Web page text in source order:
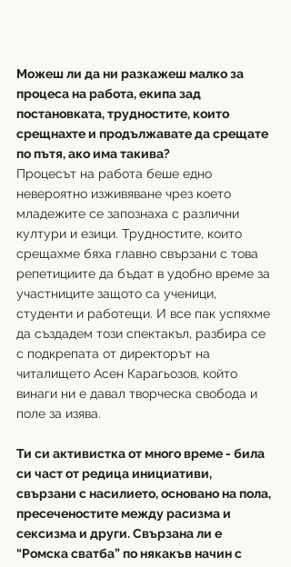
Можеш ли да ни разкажеш малко за
процеса на работа, екипа зад
постановката, трудностите, които
срещнахте и продължавате да срещате
по пътя, ако има такива?
Процесът на работа беше едно
невероятно изживяване чрез което
младежите се запознаха с различни
култури и езици. Трудностите, които
срещахме бяха главно свързани с това
репетициите да бъдат в удобно време за
участниците защото са ученици,
студенти и работещи. И все пак успяхме
да създадем този спектакъл, разбира се
с подкрепата от директорът на
читалището Асен Карагьозов, който
винаги ни е давал творческа свобода и
поле за изява.
Ти си активистка от много време - била
си част от редица инициативи,
свързани с насилието, основано на пола,
пресеченостите между расизма и
сексизма и други. Свързана ли е
“Ромска сватба” по някакъв начин с